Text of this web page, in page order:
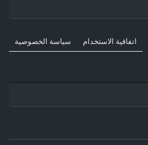
سياسة الخصوصية اتفاقية الاستخدام